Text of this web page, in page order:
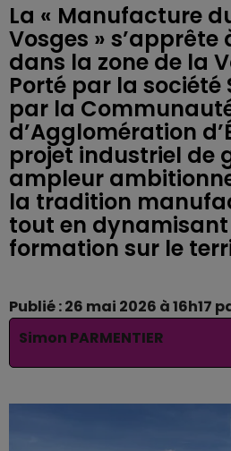
La « Manufacture
Vosges »
dans la zone de la
Porté par la société
par la
d’Agglomération
projet industriel de
ampleur
la tradition
tout en dynamisant
formation sur le
Publié : 26 mai 2026 à 16h17
Simon PARMENTIER